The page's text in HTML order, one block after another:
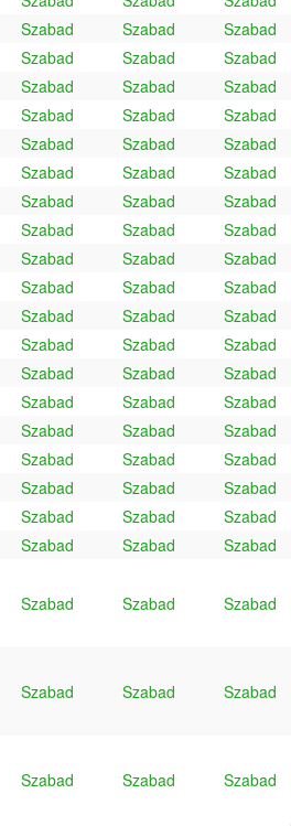
Szabad Szabad
Szabad
Szabad Szabad
Szabad
Szabad Szabad
Szabad
Szabad Szabad
Szabad
Szabad Szabad
Szabad
Szabad Szabad
Szabad
Szabad Szabad
Szabad
Szabad Szabad
Szabad
Szabad Szabad
Szabad
Szabad Szabad
Szabad
Szabad Szabad
Szabad
Szabad Szabad
Szabad
Szabad Szabad
Szabad
Szabad Szabad
Szabad
Szabad Szabad
Szabad
Szabad Szabad
Szabad
Szabad Szabad
Szabad
Szabad Szabad
Szabad
Szabad Szabad
Szabad
Szabad Szabad Szabad
Szabad Szabad Szabad
Szabad Szabad Szabad